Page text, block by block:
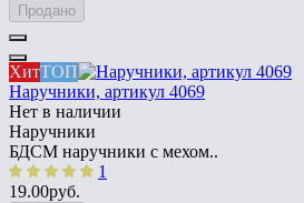
Продано
ХитТОП
Наручники, артикул 4069
Нет в наличии
Наручники
БДСМ наручники с мехом..
1
19.00руб.